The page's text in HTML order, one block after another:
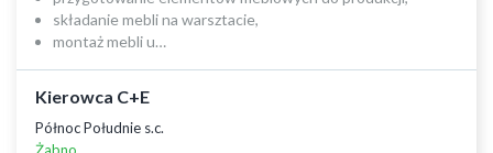
składanie mebli na warsztacie,
montaż mebli u…
Kierowca C+E
Północ Południe s.c.